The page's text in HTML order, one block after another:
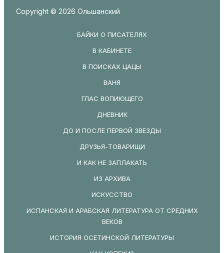
Copyright © 2026 Ольшанский
БАЙКИ О ПИСАТЕЛЯХ
В КАБИНЕТЕ
В ПОИСКАХ ЦАЦЫ
ВАНЯ
ГЛАС ВОПИЮЩЕГО
ДНЕВНИК
ДО И ПОСЛЕ ПЕРВОЙ ЗВЕЗДЫ
ДРУЗЬЯ-ТОВАРИЩИ
И КАК НЕ ЗАПЛАКАТЬ
ИЗ АРХИВА
ИСКУССТВО
ИСПАНСКАЯ И АРАБСКАЯ ЛИТЕРАТУРА ОТ СРЕДНИХ
ВЕКОВ
ИСТОРИЯ ОСЕТИНСКОЙ ЛИТЕРАТУРЫ